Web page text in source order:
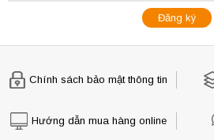
Chính sách bảo mật thông tin
Hướng dẫn mua hàng online